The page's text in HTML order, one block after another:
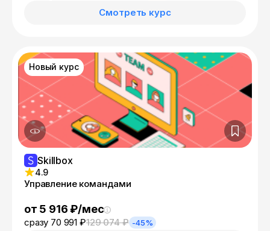
развитием организации» с присвоением
Смотреть курс
Новый курс
Skillbox
4.9
Управление командами
от 5 916 ₽/мес
сразу 70 991 ₽129 074 ₽ -45%